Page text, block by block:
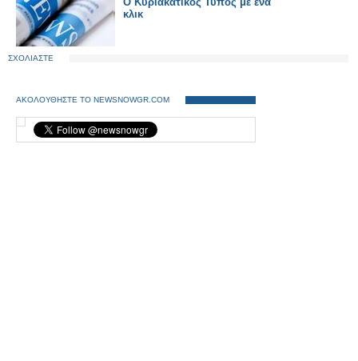
κλικ
ΣΧΟΛΙΑΣΤΕ
ΑΚΟΛΟΥΘΗΣΤΕ ΤΟ NEWSNOWGR.COM